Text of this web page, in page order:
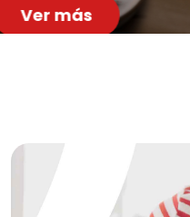
Ver más